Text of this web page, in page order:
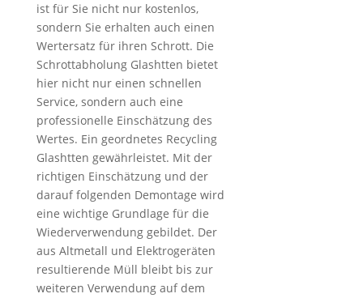
ist für Sie nicht nur kostenlos,
sondern Sie erhalten auch einen
Wertersatz für ihren Schrott. Die
Schrottabholung Glashtten bietet
hier nicht nur einen schnellen
Service, sondern auch eine
professionelle Einschätzung des
Wertes. Ein geordnetes Recycling
Glashtten gewährleistet. Mit der
richtigen Einschätzung und der
darauf folgenden Demontage wird
eine wichtige Grundlage für die
Wiederverwendung gebildet. Der
aus Altmetall und Elektrogeräten
resultierende Müll bleibt bis zur
weiteren Verwendung auf dem